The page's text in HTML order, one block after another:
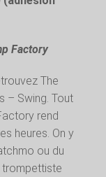
Factory
The
– Swing. Tout
rend
heures. On y
ou du
trompettiste